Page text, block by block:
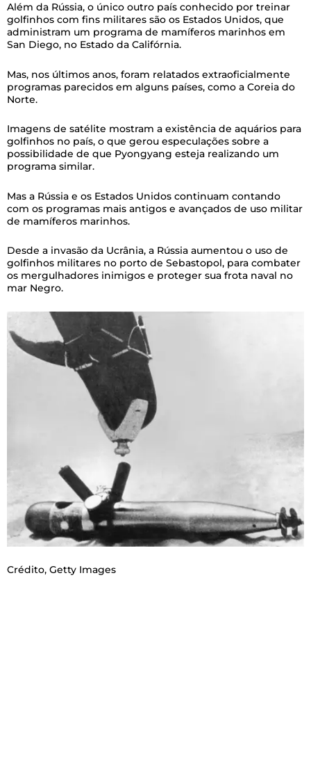
Além da Rússia, o único outro país conhecido por treinar
golfinhos com fins militares são os Estados Unidos, que
administram um programa de mamíferos marinhos em
San Diego, no Estado da Califórnia.
Mas, nos últimos anos, foram relatados extraoficialmente
programas parecidos em alguns países, como a Coreia do
Norte.
Imagens de satélite mostram a existência de aquários para
golfinhos no país, o que gerou especulações sobre a
possibilidade de que Pyongyang esteja realizando um
programa similar.
Mas a Rússia e os Estados Unidos continuam contando
com os programas mais antigos e avançados de uso militar
de mamíferos marinhos.
Desde a invasão da Ucrânia, a Rússia aumentou o uso de
golfinhos militares no porto de Sebastopol, para combater
os mergulhadores inimigos e proteger sua frota naval no
mar Negro.
Crédito, Getty Images